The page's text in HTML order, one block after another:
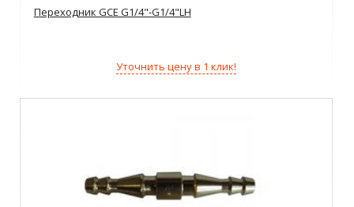
Переходник GCE G1/4"-G1/4"LH
Уточнить цену в 1 клик!